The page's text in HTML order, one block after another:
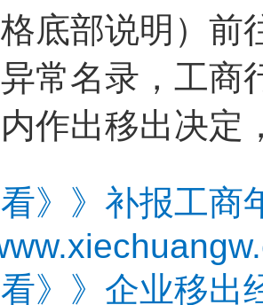
底部说明）前
常名录，工商
作出移出决定
》》补报工商
》》企业移出